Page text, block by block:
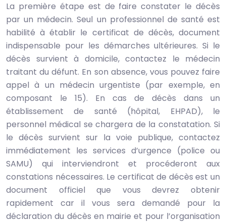
La première étape est de faire constater le décès
par un médecin. Seul un professionnel de santé est
habilité à établir le certificat de décès, document
indispensable pour les démarches ultérieures. Si le
décès survient à domicile, contactez le médecin
traitant du défunt. En son absence, vous pouvez faire
appel à un médecin urgentiste (par exemple, en
composant le 15). En cas de décès dans un
établissement de santé (hôpital, EHPAD), le
personnel médical se chargera de la constatation. Si
le décès survient sur la voie publique, contactez
immédiatement les services d’urgence (police ou
SAMU) qui interviendront et procéderont aux
constations nécessaires. Le certificat de décès est un
document officiel que vous devrez obtenir
rapidement car il vous sera demandé pour la
déclaration du décès en mairie et pour l’organisation